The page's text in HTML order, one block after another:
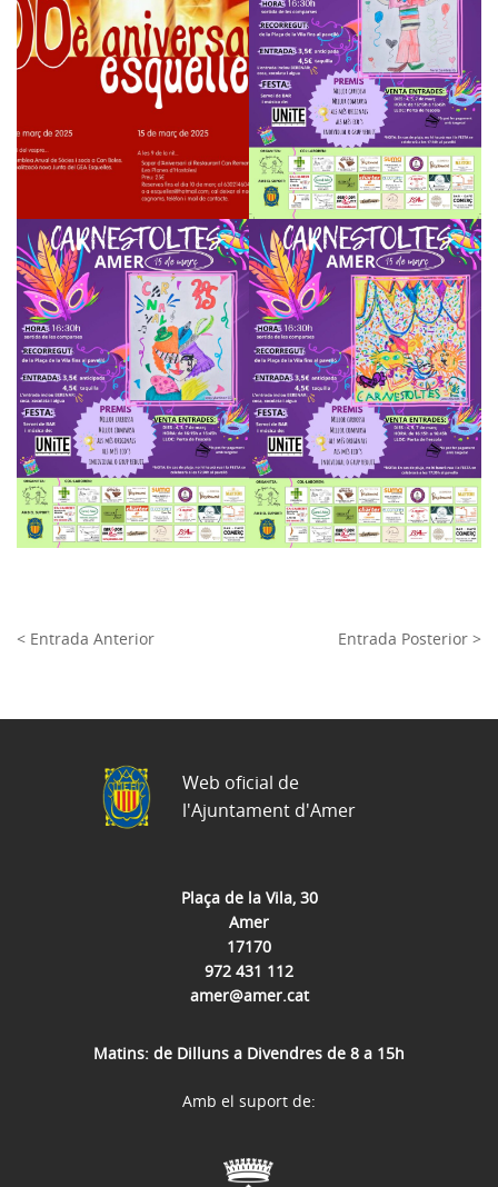
< Entrada Anterior Entrada Posterior >
Plaça de la Vila, 30
Amer
17170
972 431 112
amer@amer.cat
Matins: de Dilluns a Divendres de 8 a 15h
Web oficial de
l'Ajuntament d'Amer
Amb el suport de: